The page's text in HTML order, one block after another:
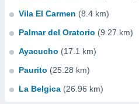
Vila El Carmen (8.4 km)
Palmar del Oratorio (9.27 km)
Ayacucho (17.1 km)
Paurito (25.28 km)
La Belgica (26.96 km)